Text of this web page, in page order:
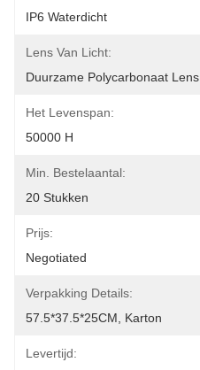
IP6 Waterdicht
Lens Van Licht:
Duurzame Polycarbonaat Lens
Het Levenspan:
50000 H
Min. Bestelaantal:
20 Stukken
Prijs:
Negotiated
Verpakking Details:
57.5*37.5*25CM, Karton
Levertijd: